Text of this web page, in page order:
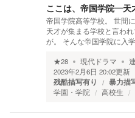
ここは、帝国学院―
帝国学院高等学校。 世間
天才が集まる学校と言わ
が。 そんな帝国学院に入
★28 現代ドラマ
2023年2月6日 20:02更新
残酷描写有り 暴力描
学園・学院 高校生